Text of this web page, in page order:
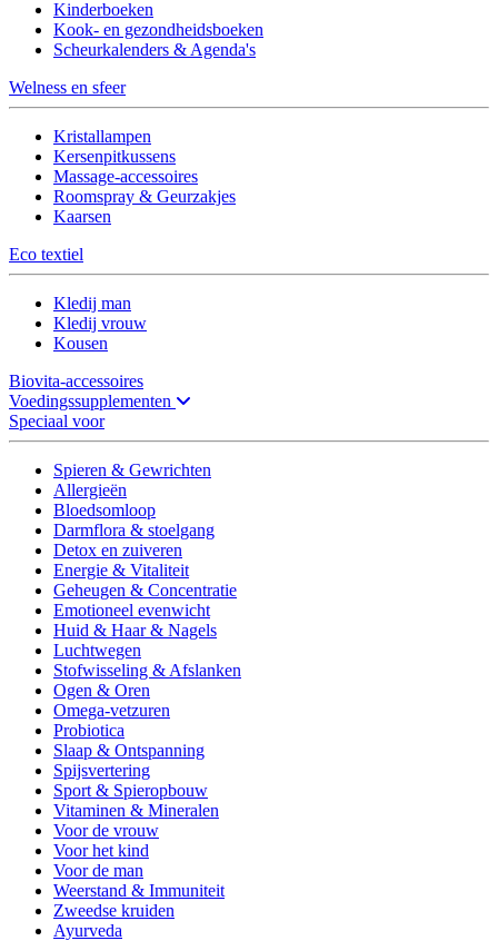
Kinderboeken
Kook- en gezondheidsboeken
Scheurkalenders & Agenda's
Welness en sfeer
Kristallampen
Kersenpitkussens
Massage-accessoires
Roomspray & Geurzakjes
Kaarsen
Eco textiel
Kledij man
Kledij vrouw
Kousen
Biovita-accessoires
Voedingssupplementen
Speciaal voor
Spieren & Gewrichten
Allergieën
Bloedsomloop
Darmflora & stoelgang
Detox en zuiveren
Energie & Vitaliteit
Geheugen & Concentratie
Emotioneel evenwicht
Huid & Haar & Nagels
Luchtwegen
Stofwisseling & Afslanken
Ogen & Oren
Omega-vetzuren
Probiotica
Slaap & Ontspanning
Spijsvertering
Sport & Spieropbouw
Vitaminen & Mineralen
Voor de vrouw
Voor het kind
Voor de man
Weerstand & Immuniteit
Zweedse kruiden
Ayurveda